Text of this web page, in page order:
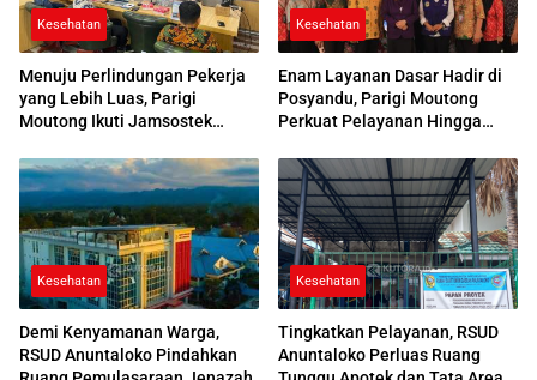
Kesehatan
Menuju Perlindungan Pekerja
yang Lebih Luas, Parigi
Moutong Ikuti Jamsostek
Kesehatan
Enam Layanan Dasar Hadir di
Posyandu, Parigi Moutong
Perkuat Pelayanan Hingga
Kesehatan
Demi Kenyamanan Warga,
RSUD Anuntaloko Pindahkan
Kesehatan
Tingkatkan Pelayanan, RSUD
Anuntaloko Perluas Ruang